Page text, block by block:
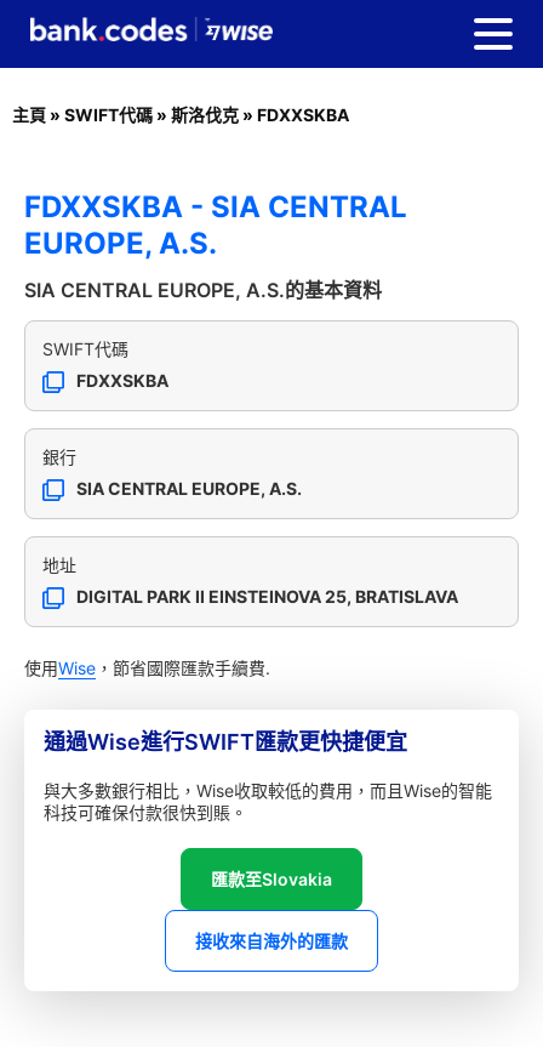
主頁 » SWIFT代碼 » 斯洛伐克 » FDXXSKBA
FDXXSKBA - SIA CENTRAL
EUROPE, A.S.
SIA CENTRAL EUROPE, A.S.的基本資料
SWIFT代碼
FDXXSKBA
銀行
SIA CENTRAL EUROPE, A.S.
地址
DIGITAL PARK II EINSTEINOVA 25, BRATISLAVA
使用Wise ，節省國際匯款手續費.
通過Wise進行SWIFT匯款更快捷便宜
與大多數銀行相比，Wise收取較低的費用，而且Wise的智能
科技可確保付款很快到賬。
匯款至Slovakia
接收來自海外的匯款